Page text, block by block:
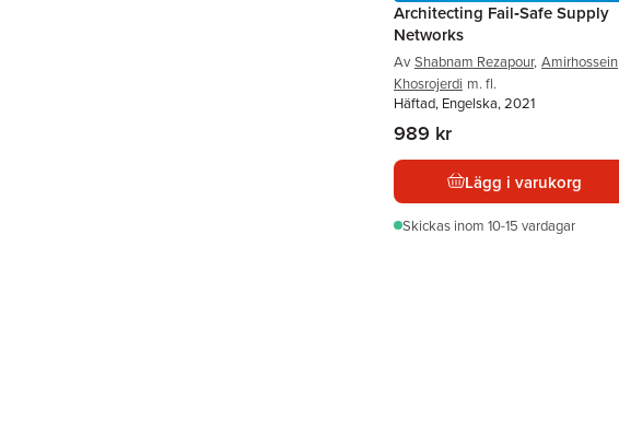
Architecting Fail‐Safe Supply
Networks
Av Shabnam Rezapour, Amirhossein
Khosrojerdi m. fl.
Häftad, Engelska, 2021
989 kr
Lägg i varukorg
Skickas inom 10-15 vardagar